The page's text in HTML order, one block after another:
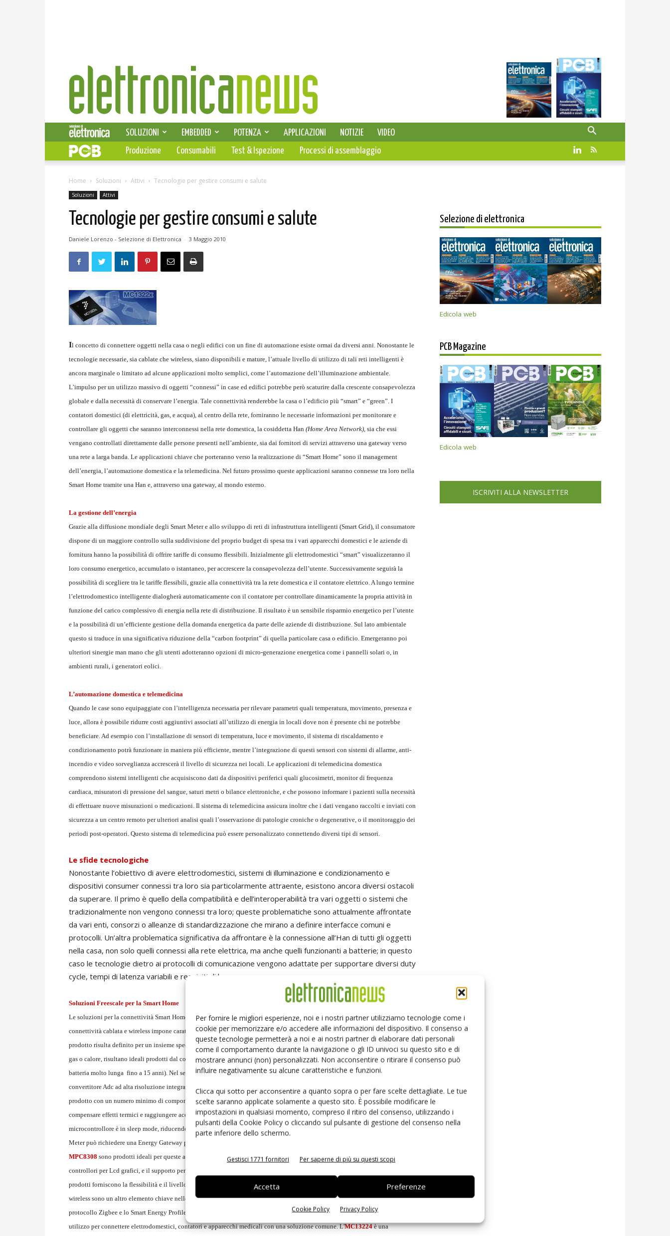
Per fornire le migliori esperienze, noi e i nostri partner utilizziamo tecnologie come i
cookie per memorizzare e/o accedere alle informazioni del dispositivo. Il consenso a
queste tecnologie permetterà a noi e ai nostri partner di elaborare dati personali
come il comportamento durante la navigazione o gli ID univoci su questo sito e di
mostrare annunci (non) personalizzati. Non acconsentire o ritirare il consenso può
influire negativamente su alcune caratteristiche e funzioni.
Clicca qui sotto per acconsentire a quanto sopra o per fare scelte dettagliate. Le tue
scelte saranno applicate solamente a questo sito. È possibile modificare le
impostazioni in qualsiasi momento, compreso il ritiro del consenso, utilizzando i
pulsanti della Cookie Policy o cliccando sul pulsante di gestione del consenso nella
parte inferiore dello schermo.
Gestisci 1771 fornitori Per saperne di più su questi scopi
Accetta Preferenze
Cookie Policy Privacy Policy
Elettronica
News
SELEZIONE DI ELETTRONICA
SOLUZIONI EMBEDDED POTENZA APPLICAZIONI NOTIZIE
VIDEO
PCB
Produzione Consumabili Test & Ispezione Processi di assemblaggio
Home Soluzioni Attivi Tecnologie per gestire consumi e salute
Soluzioni Attivi
Tecnologie per gestire consumi e salute
Daniele Lorenzo - Selezione di Elettronica - 3 Maggio 2010
Il concetto di connettere oggetti nella casa o negli edifici con un fine di automazione esiste ormai da diversi anni. Nonostante le
tecnologie necessarie, sia cablate che wireless, siano disponibili e mature, l’attuale livello di utilizzo di tali reti intelligenti è
ancora marginale o limitato ad alcune applicazioni molto semplici, come l’automazione dell’illuminazione ambientale.
L’impulso per un utilizzo massivo di oggetti “connessi” in case ed edifici potrebbe però scaturire dalla crescente consapevolezza
globale e dalla necessità di conservare l’energia. Tale connettività renderebbe la casa o l’edificio più “smart” e “green”. I
contatori domestici (di elettricità, gas, e acqua), al centro della rete, forniranno le necessarie informazioni per monitorare e
controllare gli oggetti che saranno interconnessi nella rete domestica, la cosiddetta Han (Home Area Network), sia che essi
vengano controllati direttamente dalle persone presenti nell’ambiente, sia dai fornitori di servizi attraverso una gateway verso
una rete a larga banda. Le applicazioni chiave che porteranno verso la realizzazione di “Smart Home” sono il management
dell’energia, l’automazione domestica e la telemedicina. Nel futuro prossimo queste applicazioni saranno connesse tra loro nella
Smart Home tramite una Han e, attraverso una gateway, al mondo esterno.
La gestione dell’energia
Grazie alla diffusione mondiale degli Smart Meter e allo sviluppo di reti di infrastruttura intelligenti (Smart Grid), il consumatore
dispone di un maggiore controllo sulla suddivisione del proprio budget di spesa tra i vari apparecchi domestici e le aziende di
fornitura hanno la possibilità di offrire tariffe di consumo flessibili. Inizialmente gli elettrodomestici “smart” visualizzeranno il
loro consumo energetico, accumulato o istantaneo, per accrescere la consapevolezza dell’utente. Successivamente seguirà la
possibilità di scegliere tra le tariffe flessibili, grazie alla connettività tra la rete domestica e il contatore elettrico. A lungo termine
l’elettrodomestico intelligente dialogherà automaticamente con il contatore per controllare dinamicamente la propria attività in
funzione del carico complessivo di energia nella rete di distribuzione. Il risultato è un sensibile risparmio energetico per l’utente
e la possibilità di un’efficiente gestione della domanda energetica da parte delle aziende di distribuzione. Sul lato ambientale
questo si traduce in una significativa riduzione della “carbon footprint” di quella particolare casa o edificio. Emergeranno poi
ulteriori sinergie man mano che gli utenti adotteranno opzioni di micro-generazione energetica come i pannelli solari o, in
ambienti rurali, i generatori eolici.
L’automazione domestica e telemedicina
Quando le case sono equipaggiate con l’intelligenza necessaria per rilevare parametri quali temperatura, movimento, presenza e
luce, allora è possibile ridurre costi aggiuntivi associati all’utilizzo di energia in locali dove non è presente chi ne potrebbe
beneficiare. Ad esempio con l’installazione di sensori di temperatura, luce e movimento, il sistema di riscaldamento e
condizionamento potrà funzionare in maniera più efficiente, mentre l’integrazione di questi sensori con sistemi di allarme, anti-
incendio e video sorveglianza accrescerà il livello di sicurezza nei locali. Le applicazioni di telemedicina domestica
comprendono sistemi intelligenti che acquisiscono dati da dispositivi periferici quali glucosimetri, monitor di frequenza
cardiaca, misuratori di pressione del sangue, saturi metri o bilance elettroniche, e che possono informare i pazienti sulla necessità
di effettuare nuove misurazioni o medicazioni. Il sistema di telemedicina assicura inoltre che i dati vengano raccolti e inviati con
sicurezza a un centro remoto per ulteriori analisi quali l’osservazione di patologie croniche o degenerative, o il monitoraggio dei
periodi post-operatori. Questo sistema di telemedicina può essere personalizzato connettendo diversi tipi di sensori.
Le sfide tecnologiche
Nonostante l’obiettivo di avere elettrodomestici, sistemi di illuminazione e condizionamento e
dispositivi consumer connessi tra loro sia particolarmente attraente, esistono ancora diversi ostacoli
da superare. Il primo è quello della compatibilità e dell’interoperabilità tra vari oggetti o sistemi che
tradizionalmente non vengono connessi tra loro; queste problematiche sono attualmente affrontate
da vari enti, consorzi o alleanze di standardizzazione che mirano a definire interfacce comuni e
protocolli. Un’altra problematica significativa da affrontare è la connessione all’Han di tutti gli oggetti
nella casa, non solo quelli connessi alla rete elettrica, ma anche quelli funzionanti a batterie; in questo
caso le tecnologie dietro ai protocolli di comunicazione vengono adattate per supportare diversi duty
cycle, tempi di latenza variabili e requisiti di basso consumo.
Soluzioni Freescale per la Smart Home
Le soluzioni per la connettività Smart Home devono essere tagliate con precisione alle necessità delle applicazioni. La
connettività cablata e wireless impone caratteristiche molto specifiche al microcontrollore e alle interfacce fisiche, così che ogni
prodotto risulta definito per un insieme specifico di applicazioni. Per apparecchi misuratori di flusso come contatori di acqua,
gas o calore, risultano ideali prodotti dal consumo estremamente basso, come ilMC9S08LL16, che permettono una vita della
batteria molto lunga fino a 15 anni). Nel settore degli Smart Meter microcontrollori come MCF51EM256 offrono un
convertitore Adc ad alta risoluzione integrato a un ventaglio di funzionalità di supporto per offrire sicurezza e accuratezza del
prodotto con un numero minimo di componenti esterni. Il real time clock integrato può essere ad esempio calibrato per
compensare effetti termici e raggiungere accuratezze di 2 Ppm. Questo modulo può continuare a funzionare mentre il resto del
microcontrollore è in sleep mode, riducendo il consumo al di sotto dei 2uA su tutto il range di temperatura industriale. Lo Smart
Meter può richiedere una Energy Gateway per fornire connettività con altri servizi o apparecchi della casa.
MPC8308 sono prodotti ideali per queste applicazioni di connettività ad ampio spettro. Con opzioni ethernet singole e doppie,
controllori per Lcd grafici, e il supporto per svariati protocolli seriali di comunicazione, inclusi Spi per Zigbee ed Eeprom, questi
prodotti forniscono la flessibilità e il livello di costo per le moderne soluzioni di connettività negli edifici. Le comunicazioni
wireless sono un altro elemento chiave nelle sempre più complesse soluzioni di connettività presenti nella smart home. Il
protocollo Zigbee e lo Smart Energy Profile (presente nello stack Zigbee) implementano una rete mesh a basso costo e di facile
utilizzo per connettere elettrodomestici, contatori e apparecchi medicali con una soluzione comune.L'MC13224è una
Selezione di elettronica
Edicola web
PCB Magazine
Edicola web
ISCRIVITI ALLA NEWSLETTER